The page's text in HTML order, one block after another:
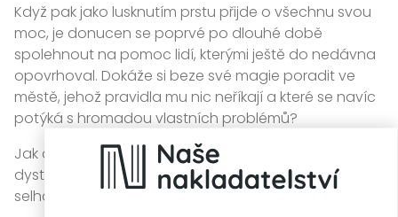
Když pak jako lusknutím prstu přijde o všechnu svou
moc, je donucen se poprvé po dlouhé době
spolehnout na pomoc lidí, kterými ještě do nedávna
opovrhoval. Dokáže si beze své magie poradit ve
městě, jehož pravidla mu nic neříkají a které se navíc
potýká s hromadou vlastních problémů?
Jak dopadne střetnutí magického talentu s realitou
dystopického města, jehož fungování je závislé na
selhávajících technologiích z minulých věků?